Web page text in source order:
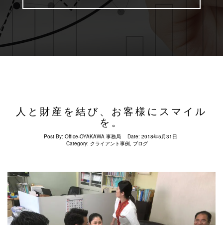
人と財産を結び、お客様にスマイル
を。
Post By: Office-OYAKAWA 事務局 Date: 2018年5月31日
Category: クライアント事例, ブログ